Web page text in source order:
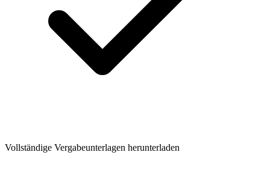
Vollständige Vergabeunterlagen herunterladen